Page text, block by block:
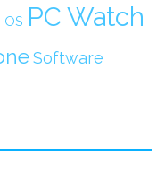
OS PC Watch
Software